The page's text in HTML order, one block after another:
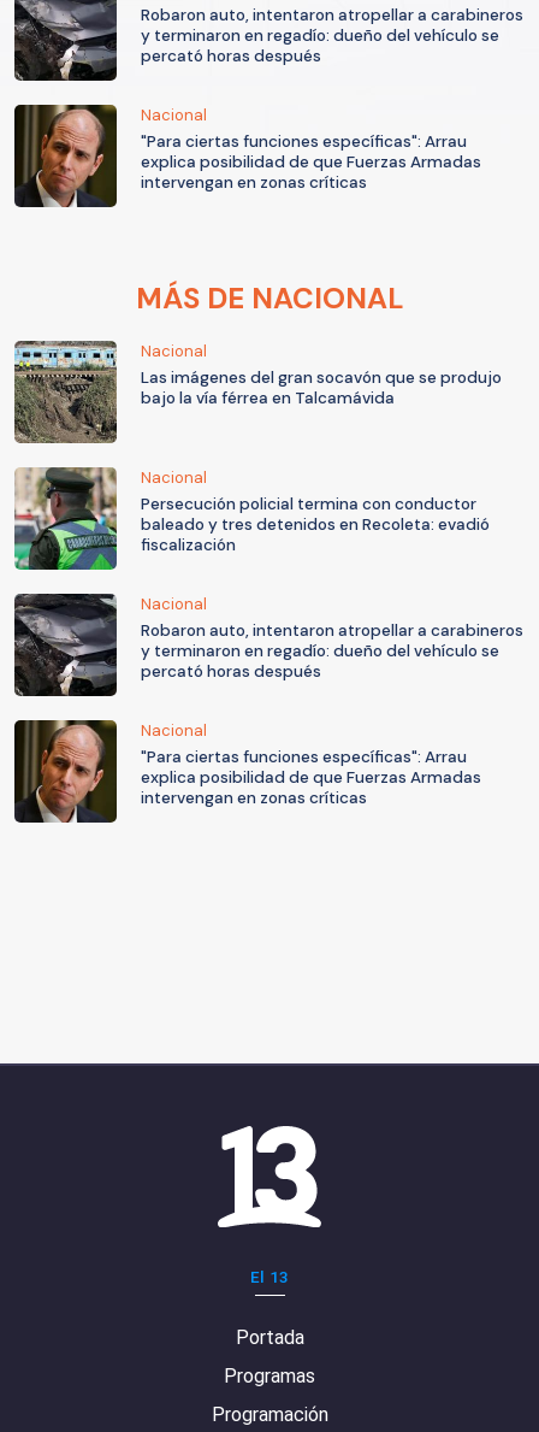
Robaron auto, intentaron atropellar a carabineros
y terminaron en regadío: dueño del vehículo se
percató horas después
Nacional
"Para ciertas funciones específicas": Arrau
explica posibilidad de que Fuerzas Armadas
intervengan en zonas críticas
MÁS DE NACIONAL
Nacional
Las imágenes del gran socavón que se produjo
bajo la vía férrea en Talcamávida
Nacional
Persecución policial termina con conductor
baleado y tres detenidos en Recoleta: evadió
fiscalización
Nacional
Robaron auto, intentaron atropellar a carabineros
y terminaron en regadío: dueño del vehículo se
percató horas después
Nacional
"Para ciertas funciones específicas": Arrau
explica posibilidad de que Fuerzas Armadas
intervengan en zonas críticas
El 13
Portada
Programas
Programación